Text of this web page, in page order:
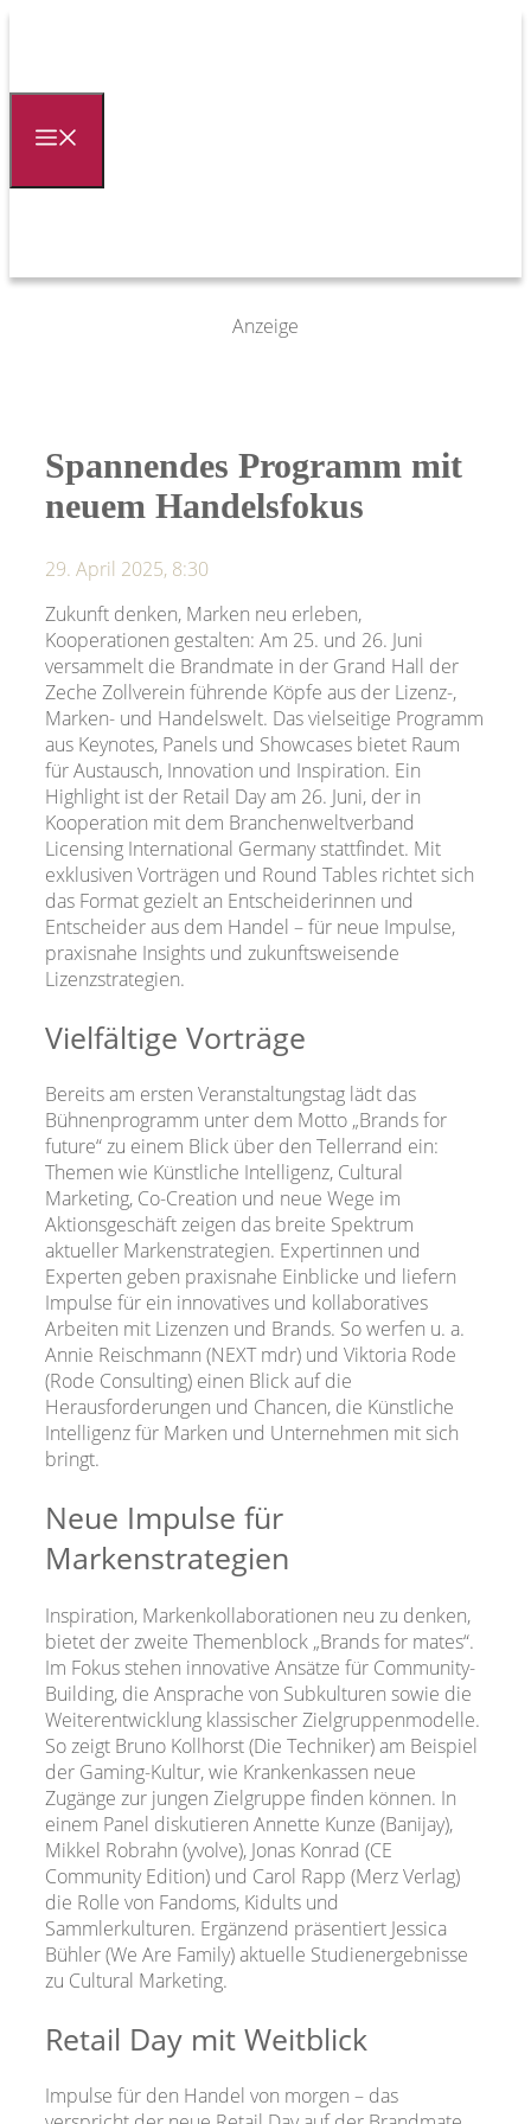
Anzeige
Spannendes Programm mit
neuem Handelsfokus
29. April 2025, 8:30
Zukunft denken, Marken neu erleben,
Kooperationen gestalten: Am 25. und 26. Juni
versammelt die Brandmate in der Grand Hall der
Zeche Zollverein führende Köpfe aus der Lizenz-,
Marken- und Handelswelt. Das vielseitige Programm
aus Keynotes, Panels und Showcases bietet Raum
für Austausch, Innovation und Inspiration. Ein
Highlight ist der Retail Day am 26. Juni, der in
Kooperation mit dem Branchenweltverband
Licensing International Germany stattfindet. Mit
exklusiven Vorträgen und Round Tables richtet sich
das Format gezielt an Entscheiderinnen und
Entscheider aus dem Handel – für neue Impulse,
praxisnahe Insights und zukunftsweisende
Lizenzstrategien.
Vielfältige Vorträge
Bereits am ersten Veranstaltungstag lädt das
Bühnenprogramm unter dem Motto „Brands for
future“ zu einem Blick über den Tellerrand ein:
Themen wie Künstliche Intelligenz, Cultural
Marketing, Co-Creation und neue Wege im
Aktionsgeschäft zeigen das breite Spektrum
aktueller Markenstrategien. Expertinnen und
Experten geben praxisnahe Einblicke und liefern
Impulse für ein innovatives und kollaboratives
Arbeiten mit Lizenzen und Brands. So werfen u. a.
Annie Reischmann (NEXT mdr) und Viktoria Rode
(Rode Consulting) einen Blick auf die
Herausforderungen und Chancen, die Künstliche
Intelligenz für Marken und Unternehmen mit sich
bringt.
Neue Impulse für
Markenstrategien
Inspiration, Markenkollaborationen neu zu denken,
bietet der zweite Themenblock „Brands for mates“.
Im Fokus stehen innovative Ansätze für Community-
Building, die Ansprache von Subkulturen sowie die
Weiterentwicklung klassischer Zielgruppenmodelle.
So zeigt Bruno Kollhorst (Die Techniker) am Beispiel
der Gaming-Kultur, wie Krankenkassen neue
Zugänge zur jungen Zielgruppe finden können. In
einem Panel diskutieren Annette Kunze (Banijay),
Mikkel Robrahn (yvolve), Jonas Konrad (CE
Community Edition) und Carol Rapp (Merz Verlag)
die Rolle von Fandoms, Kidults und
Sammlerkulturen. Ergänzend präsentiert Jessica
Bühler (We Are Family) aktuelle Studienergebnisse
zu Cultural Marketing.
Retail Day mit Weitblick
Impulse für den Handel von morgen – das